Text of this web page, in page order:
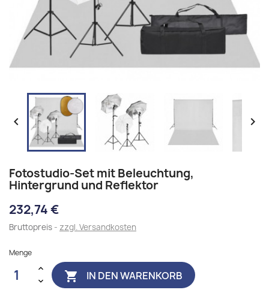
 
Fotostudio-Set mit Beleuchtung,
Hintergrund und Reflektor
232,74 €
Bruttopreis zzgl. Versandkosten
Menge
 IN DEN WARENKORB